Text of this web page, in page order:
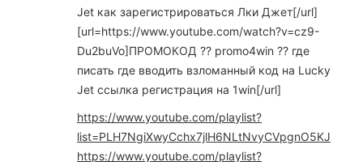
Jet как зарегистрироваться Лки Джет[/url]
[url=https://www.youtube.com/watch?v=cz9-
Du2buVo]ПРОМОКОД ?? promo4win ?? где
писать где вводить взломанный код на Lucky
Jet ссылка регистрация на 1win[/url]
https://www.youtube.com/playlist?
list=PLH7NgiXwyCchx7jlH6NLtNvyCVpgnO5KJ
https://www.youtube.com/playlist?